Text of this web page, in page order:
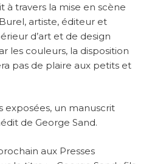
à travers la mise en scène
artiste, éditeur et
d’art et de design
les couleurs, la disposition
pas de plaire aux petits et
exposées, un manuscrit
de George Sand.
aux Presses